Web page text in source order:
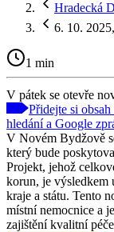
Hradecká
6. 10.
1 min
V pátek se otevře
Přidejte si
hledání a Google
V Novém Bydžově
který bude
Projekt, jehož
korun, je výsledkem
kraje a státu. Tento
místní nemocnice a
zajištění kvalitní